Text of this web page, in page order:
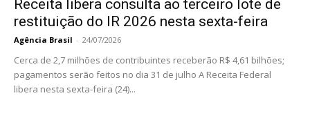
Receita libera consulta ao terceiro lote de
restituição do IR 2026 nesta sexta-feira
Agência Brasil - 24/07/2026
Cerca de 2,7 milhões de contribuintes receberão R$ 4,61 bilhões;
pagamentos serão feitos no dia 31 de julho A Receita Federal
libera nesta sexta-feira (24)...